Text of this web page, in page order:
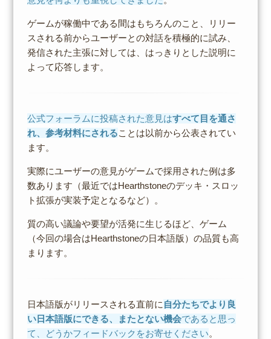
ゲームが稼働中である間はもちろんのこと、リリー
スされる前からユーザーとの対話を積極的に試み、
発信された主張に対しては、はっきりとした説明に
よって応答します。
公式フォーラムに投稿された意見はすべて目を通さ
れ、参考材料にされることは以前から公表されてい
ます。
実際にユーザーの意見がゲームで採用された例は多
数あります（最近ではHearthstoneのデッキ・スロッ
ト拡張が実装予定となるなど）。
質の高い議論や要望が活発に生じるほど、ゲーム
（今回の場合はHearthstoneの日本語版）の品質も高
まります。
日本語版がリリースされる直前に 自分たちでより良
い日本語版にできる、またとない機会であると思っ
て、どうかフィードバックをお寄せください。